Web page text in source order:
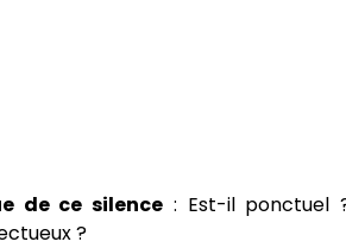
de ce silence : Est-il ponctuel
?